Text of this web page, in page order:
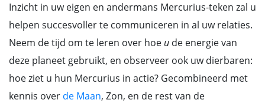
Inzicht in uw eigen en andermans Mercurius-teken zal u
helpen succesvoller te communiceren in al uw relaties.
Neem de tijd om te leren over hoe u de energie van
deze planeet gebruikt, en observeer ook uw dierbaren:
hoe ziet u hun Mercurius in actie? Gecombineerd met
kennis over de Maan, Zon, en de rest van de